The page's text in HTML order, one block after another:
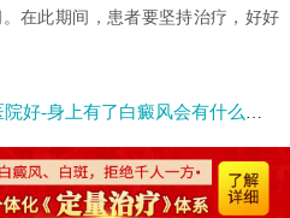
在此期间，患者要坚持治疗，好好
-身上有了白癜风会有什么症状呢